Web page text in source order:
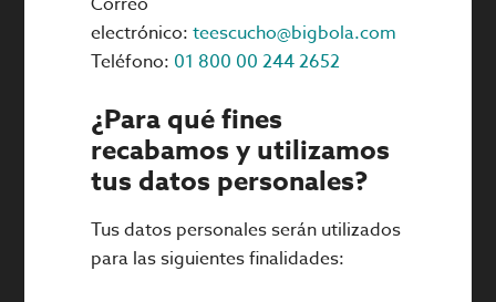
electrónico:teescucho@bigbola.com
Teléfono: 01 800 00 244 2652
¿Para qué fines
recabamos y utilizamos
tus datos personales?
Tus datos personales serán utilizados
para las siguientes finalidades: